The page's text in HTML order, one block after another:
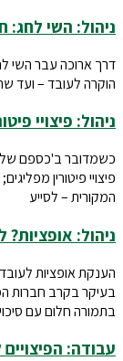
ניהול: השי
דרך ארוכה עבר השי
הוקרה לעובד – ועד
ניהול: פיצויי
כשמדובר ב'כספם של
פיצויי פיטורין
המקורית – לסייע
ניהול:
הענקת אופציות
בעיקר בקרב חברות
בתמורה חלום עם
עבודה: